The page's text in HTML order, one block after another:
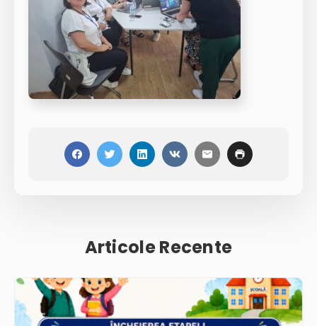
Articole Recente